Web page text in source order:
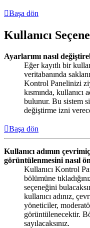
Başa dön
Kullanıcı
Ayarlarımı nasıl
Eğer kayıtlı bir
veritabanında
Kontrol Panelinizi
kısmında, kullanıcı
bulunur. Bu sistem
değiştirme izni
Başa dön
Kullanıcı adımın
görüntülenmesini nasıl
Kullanıcı Kontrol
bölümüne
seçeneğini
kullanıcı adınız,
yöneticiler,
görüntülenecektir.
sayılacaksınız.